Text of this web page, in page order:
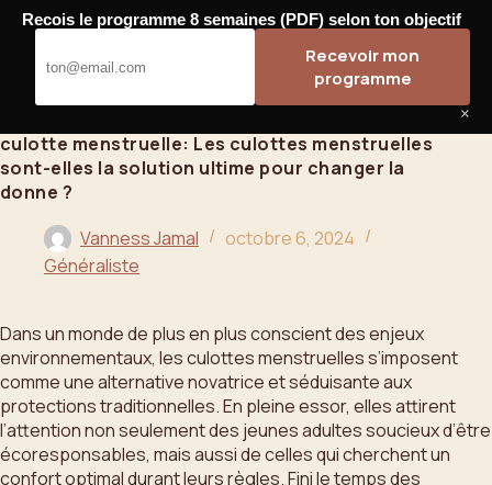
Passer
contenu
Bahoo
culotte menstruelle: Les culottes menstruelles
sont-elles la solution ultime pour changer la
donne ?
Vanness Jamal
octobre 6, 2024
Généraliste
Dans un monde de plus en plus conscient des enjeux
environnementaux, les culottes menstruelles s’imposent
comme une alternative novatrice et séduisante aux
protections traditionnelles. En pleine essor, elles attirent
l’attention non seulement des jeunes adultes soucieux d’être
écoresponsables, mais aussi de celles qui cherchent un
confort optimal durant leurs règles. Fini le temps des
Recois le programme 8 semaines (PDF) selon ton objectif
Recevoir mon
programme
×